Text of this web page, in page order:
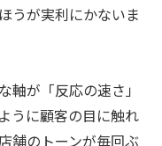
うが実利にかないま
軸が「反応の速さ」
うに顧客の目に触れ
舗のトーンが毎回ぶ